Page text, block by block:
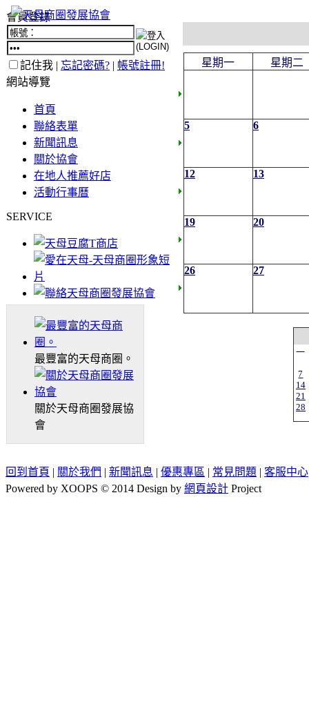
會員登錄
記住我 | 忘記密碼? | 帳號註冊!
網站導覽
首頁
聯絡表單
新聞訊息
關於協會
在地人推薦好店
活動行事曆
SERVICE
最豐富的天母商圈。
關於天母商圈發展協
會
星期一 星期二
5 6
12 13
19 20
26 27
一
7
14
21
28
回到首頁 | 關於我們 | 新聞訊息 | 優惠專區 | 常見問題 | 客服中心
Powered by XOOPS © 2014 Design by 網頁設計 Project